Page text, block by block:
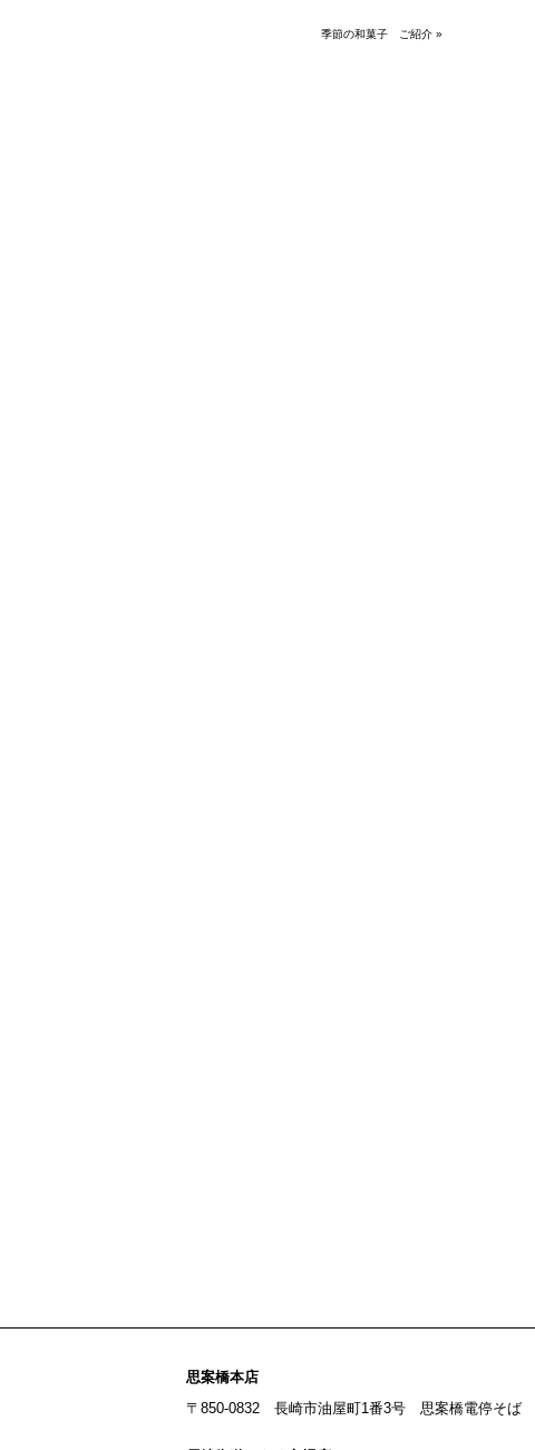
季節の和菓子 ご紹介 »
思案橋本店
〒850-0832 長崎市油屋町1番3号 思案橋電停そば